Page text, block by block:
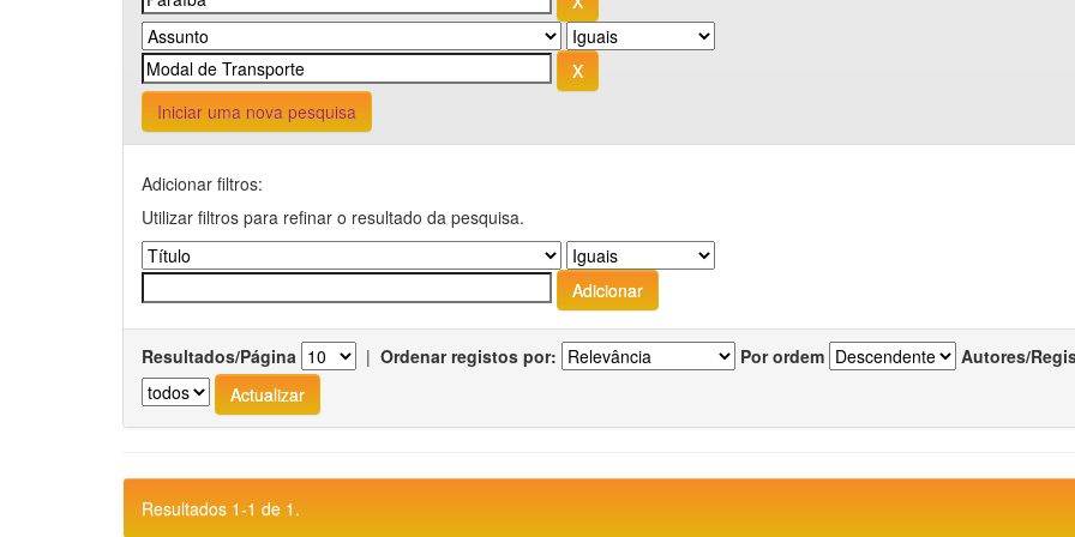
Iniciar uma nova pesquisa
Adicionar filtros:
Utilizar filtros para refinar o resultado da pesquisa.
Resultados/Página | Ordenar registos por: Por ordem Autores/
Resultados 1-1 de 1.